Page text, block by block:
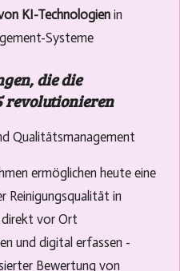
KI-Technologien in
Systeme
die die
revolutionieren
Qualitätsmanagement
ermöglichen heute eine
Reinigungsqualität in
vor Ort
und digital erfassen -
Bewertung von